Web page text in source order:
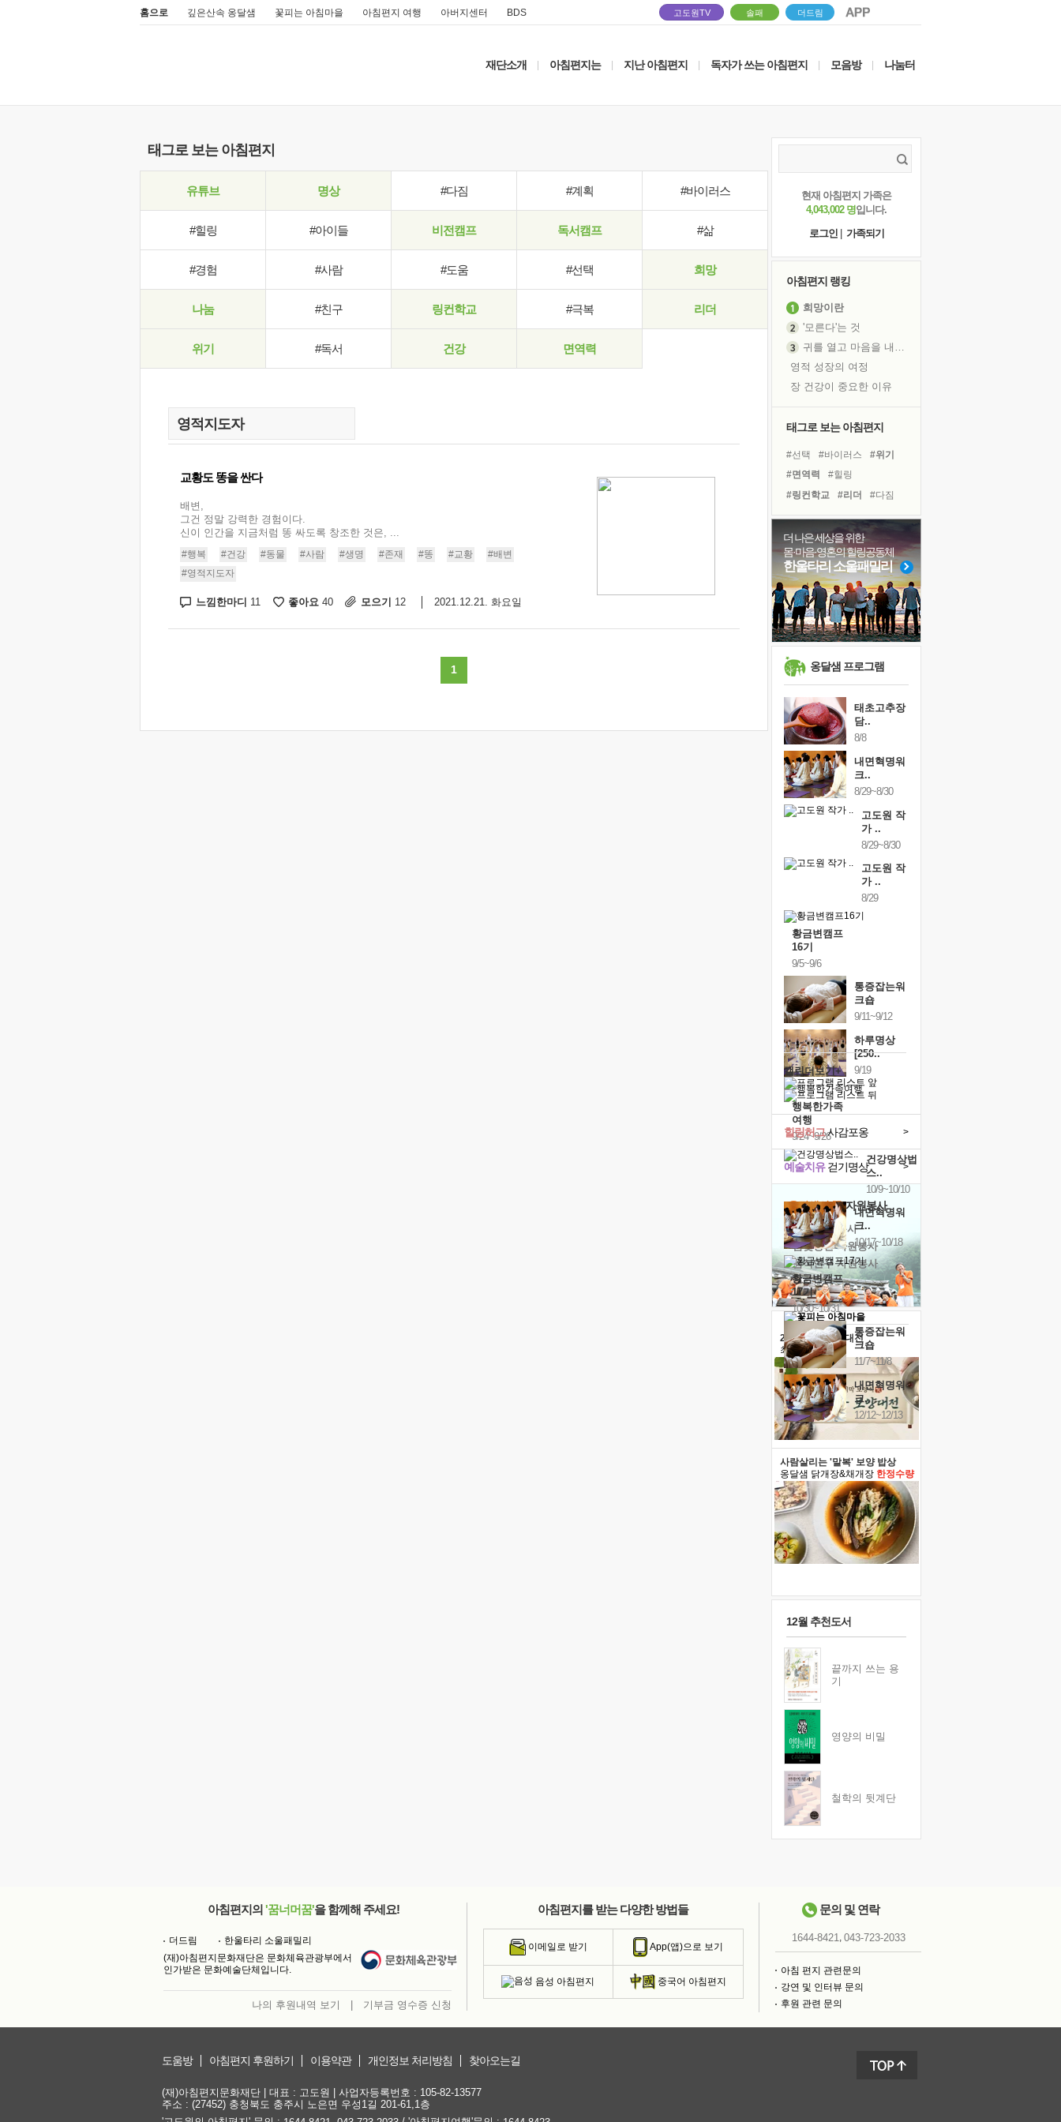
홈으로 깊은산속 옹달샘 꽃피는 아침마을 아침편지 여행 아버지센터 BDS 고도원TV 솔패 더드림
재단소개 아침편지는 지난 아침편지 독자가 쓰는 아침편지 모음방 나눔터
태그로 보는 아침편지
유튜브 명상 #다짐 #계획 #바이러스
#힐링 #아이들 비전캠프 독서캠프 #삶
#경험 #사람 #도움 #선택 희망
나눔 #친구 링컨학교 #극복 리더
위기 #독서 건강 면역력
교황도 똥을 싼다
배변,
그건 정말 강력한 경험이다.
신이 인간을 지금처럼 똥 싸도록 창조한 것은, ...
#행복 #건강 #동물 #사람 #생명 #존재 #똥 #교황
#배변
#영적지도자
느낌한마디 11 좋아요 40 모으기 12 2021.12.21. 화요일
1
현재 아침편지 가족은
4,043,002 명입니다.
로그인
가족되기
아침편지 랭킹
희망이란
'모른다'는 것
귀를 열고 마음을 내어주고
영적 성장의 여정
장 건강이 중요한 이유
흙이 된 몸으로 출근하는 여자
꿈이 실제가 되는 것
'말 타는 법'을 먼저
졸업식 사진을 보며
아픈 아버지를 위한 공간 설계
극심한 변비, 어깨결림, 수면 장애
보고 싶은 어머니
유년 시절의 부산 영도 바다
못된 꼰대들
거울 속의 나
태그로 보는 아침편지
#선택 #바이러스
#위기
#면역력
#힐링
#링컨학교
#리더
#다짐
#나눔
#비전캠프
#아이들
#친구
#계획
#도움
#삶
#독서캠프
#건강
#경험
#독서
#극복
#유튜브
더 나은 세상을 위한
몸·마음·영혼의 힐링공동체
한울타리 소울패밀리
옹달샘 프로그램
태초고추장
담..
8/8
내면혁명워
크..
8/29~8/30
고도원 작
가 ..
8/29~8/30
고도원 작
가 ..
8/29
황금변캠프
16기
9/5~9/6
통증잡는워
크숍
9/11~9/12
하루명상
[250..
9/19
행복한가족
여행
9/24~9/26
건강명상법
스..
10/9~10/10
내면혁명워
크..
10/17~10/18
황금변캠프
17기
10/30~10/31
통증잡는워
크숍
11/7~11/8
내면혁명워
크..
12/12~12/13
캘린더보기+
예술치유걷기명상 >
힐링허그사감포옹 >
'옹달샘의 꽃'자원봉사
· 청년 자원봉사
· 금빛청년 자원봉사
· 음식연구 자원봉사
2026 말복 보양대전
최대74%할인
사람살리는 '말복' 보양 밥상
옹달샘 닭개장&채개장 한정수량
12월 추천도서
끝까지 쓰는 용
기
영양의 비밀
철학의 뒷계단
아침편지의 '꿈너머꿈'을 함께해 주세요!
더드림
한울타리 소울패밀리
(재)아침편지문화재단은 문화체육관광부에서
인가받은 문화예술단체입니다.
나의 후원내역 보기 기부금 영수증 신청
아침편지를 받는 다양한 방법들
이메일로 받기 App(앱)으로 보기
음성 아침편지 중국어 아침편지
문의 및 연락
1644-8421, 043-723-2033
아침 편지 관련문의
강연 및 인터뷰 문의
후원 관련 문의
도움방 아침편지 후원하기 이용약관 개인정보 처리방침 찾아오는길
(재)아침편지문화재단 | 대표 : 고도원 | 사업자등록번호 : 105-82-13577
주소 : (27452) 충청북도 충주시 노은면 우성1길 201-61,1층